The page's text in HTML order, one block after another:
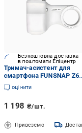
Безкоштовна доставка
в поштомати Епіцентр
Тримач-асистент для
смартфона FUNSNAP Z6
магнітне кріплення
пульт (epic2337)
оцінити
1 198 ₴/шт.
Привеземо